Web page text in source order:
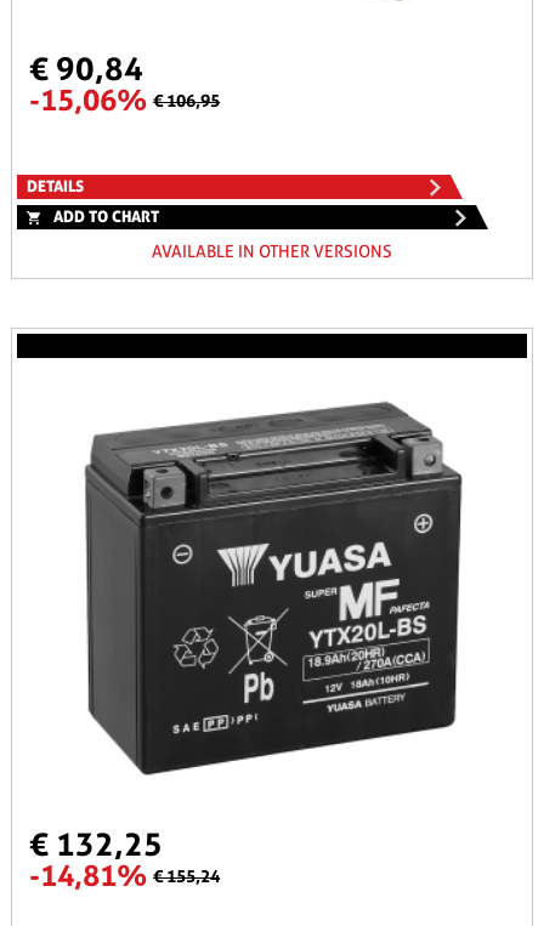
€ 90,84
-15,06% € 106,95
DETAILS
ADD TO CHART
AVAILABLE IN OTHER VERSIONS
€ 132,25
-14,81% € 155,24